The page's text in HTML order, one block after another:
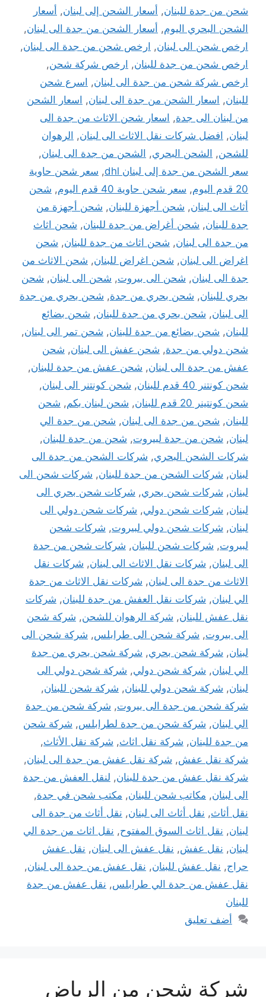
شحن من جدة للبنان, أسعار الشحن إلى لبنان, أسعار
الشحن البحري اليوم, أسعار الشحن من جدة الى لبنان,
ارخص شحن الى لبنان, ارخص شحن من جدة الى لبنان,
ارخص شحن من جدة للبنان, ارخص شركة شحن,
ارخص شركة شحن من جدة الى لبنان, اسرع شحن
للبنان, اسعار الشحن من جدة الى لبنان, اسعار الشحن
من لبنان الى جدة, اسعار شحن الاثاث من جدة الى
لبنان, افضل شركات نقل الاثاث الى لبنان, الرهوان
للشحن, الشحن البحري, الشحن من جدة الى لبنان,
سعر الشحن من جدة إلى لبنان dhl
, سعر شحن حاوية
20 قدم اليوم
, سعر شحن حاوية 40 قدم اليوم , شحن
أثاث الى لبنان, شحن أجهزة للبنان, شحن أجهزة من
جدة للبنان, شحن أغراض من جدة للبنان, شحن اثاث
من جدة الى لبنان, شحن اثاث من جدة للبنان, شحن
اغراض الى لبنان, شحن اغراض للبنان, شحن الاثاث من
جدة الى لبنان, شحن الى بيروت, شحن الى لبنان, شحن
بحري للبنان, شحن بحري من جدة, شحن بحري من جدة
الى لبنان, شحن بحري من جدة للبنان, شحن بضائع
للبنان, شحن بضائع من جدة للبنان, شحن تمر الى لبنان,
شحن دولي من جدة, شحن عفش الى لبنان, شحن
عفش من جدة الى لبنان, شحن عفش من جدة للبنان,
شحن كونتنر 40 قدم للبنان
, شحن كونتنر الى لبنان,
شحن كونتينر 20 قدم للبنان
, شحن لبنان بكم, شحن
للبنان, شحن من جدة الى لبنان, شحن من جدة الي
لبنان, شحن من جدة لبيروت, شحن من جدة للبنان,
شركات الشحن البحري, شركات الشحن من جدة الى
لبنان, شركات الشحن من جدة للبنان, شركات شحن الى
لبنان, شركات شحن بحري, شركات شحن بحري الى
لبنان, شركات شحن دولي, شركات شحن دولي الى
لبنان, شركات شحن دولي لبيروت, شركات شحن
لبيروت, شركات شحن للبنان, شركات شحن من جدة
الى لبنان, شركات نقل الاثاث الى لبنان, شركات نقل
الاثاث من جدة الى لبنان, شركات نقل الاثاث من جدة
الي لبنان, شركات نقل العفش من جدة للبنان, شركات
نقل عفش للبنان, شركة الرهوان للشحن, شركة شحن
الى بيروت, شركة شحن الى طرابلس, شركة شحن الى
لبنان, شركة شحن بحري, شركة شحن بحري من جدة
الي لبنان, شركة شحن دولي, شركة شحن دولي الى
لبنان, شركة شحن دولي للبنان, شركة شحن للبنان,
شركة شحن من جدة الى بيروت, شركة شحن من جدة
الي لبنان, شركة شحن من جدة لطرابلس, شركة شحن
من جدة للبنان, شركة نقل اثاث, شركة نقل الأثاث,
شركة نقل عفش, شركة نقل عفش من جدة الى لبنان,
شركة نقل عفش من جدة للبنان, لنقل العفش من جدة
الى لبنان, مكاتب شحن للبنان, مكتب شحن في جدة,
نقل أثاث, نقل أثاث الى لبنان, نقل أثاث من جدة الى
لبنان, نقل اثاث السوق المفتوح, نقل اثاث من جدة الي
لبنان, نقل عفش, نقل عفش الى لبنان, نقل عفش
حراج, نقل عفش للبنان, نقل عفش من جدة الى لبنان,
نقل عفش من جدة الي طرابلس, نقل عفش من جدة
للبنان
أضف تعليق
شركة شحن من الرياض